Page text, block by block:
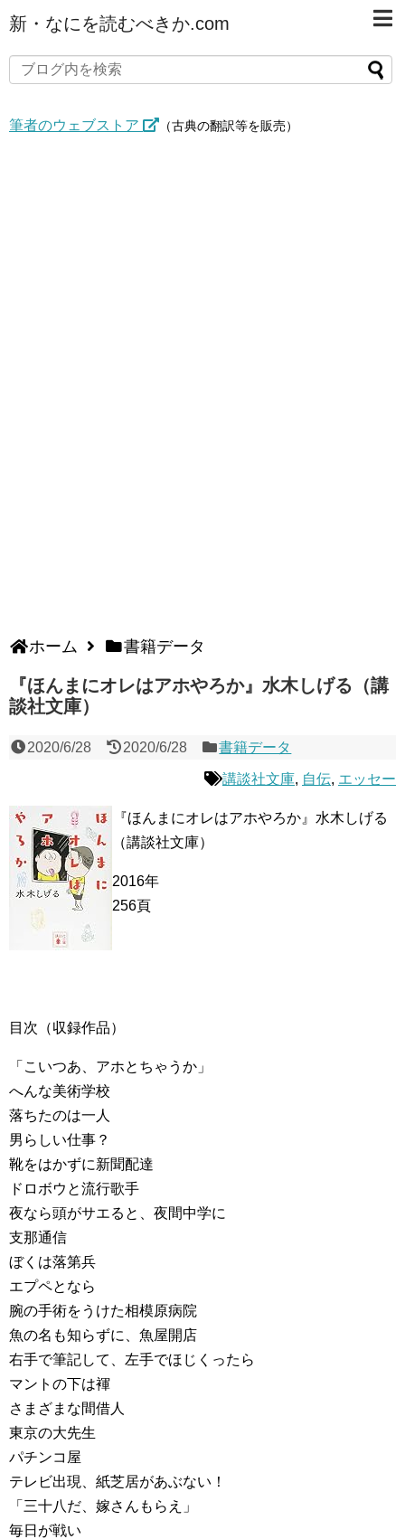
新・なにを読むべきか.com
筆者のウェブストア （古典の翻訳等を販売）
ホーム 書籍データ
『ほんまにオレはアホやろか』水木しげる（講
談社文庫）
2020/6/28 2020/6/28 書籍データ
講談社文庫, 自伝, エッセー
『ほんまにオレはアホやろか』水木しげる
（講談社文庫）
2016年
256頁
目次（収録作品）
「こいつあ、アホとちゃうか」
へんな美術学校
落ちたのは一人
男らしい仕事？
靴をはかずに新聞配達
ドロボウと流行歌手
夜なら頭がサエると、夜間中学に
支那通信
ぼくは落第兵
エプペとなら
腕の手術をうけた相模原病院
魚の名も知らずに、魚屋開店
右手で筆記して、左手でほじくったら
マントの下は褌
さまざまな間借人
東京の大先生
パチンコ屋
テレビ出現、紙芝居があぶない！
「三十八だ、嫁さんもらえ」
毎日が戦い